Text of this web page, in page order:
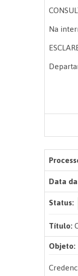
Na
Data
Status:
Título:
Objeto: